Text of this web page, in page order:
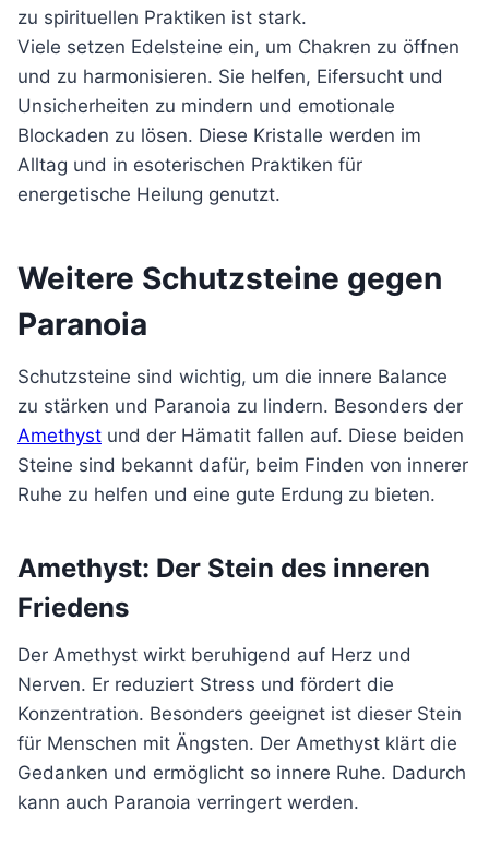
zu spirituellen Praktiken ist stark.
Viele setzen Edelsteine ein, um Chakren zu öffnen
und zu harmonisieren. Sie helfen, Eifersucht und
Unsicherheiten zu mindern und emotionale
Blockaden zu lösen. Diese Kristalle werden im
Alltag und in esoterischen Praktiken für
energetische Heilung genutzt.
Weitere Schutzsteine gegen
Paranoia
Schutzsteine sind wichtig, um die innere Balance
zu stärken und Paranoia zu lindern. Besonders der
Amethyst und der Hämatit fallen auf. Diese beiden
Steine sind bekannt dafür, beim Finden von innerer
Ruhe zu helfen und eine gute Erdung zu bieten.
Amethyst: Der Stein des inneren
Friedens
Der Amethyst wirkt beruhigend auf Herz und
Nerven. Er reduziert Stress und fördert die
Konzentration. Besonders geeignet ist dieser Stein
für Menschen mit Ängsten. Der Amethyst klärt die
Gedanken und ermöglicht so innere Ruhe. Dadurch
kann auch Paranoia verringert werden.